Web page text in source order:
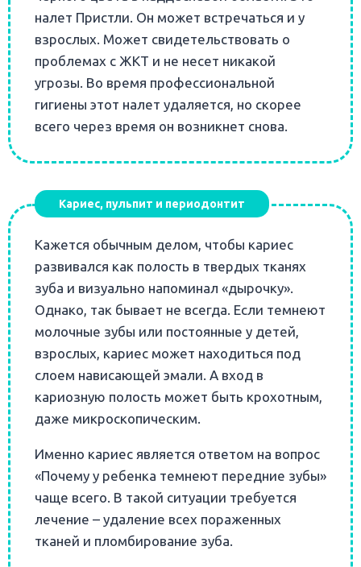
налет Пристли. Он может встречаться и у
взрослых. Может свидетельствовать о
проблемах с ЖКТ и не несет никакой
угрозы. Во время профессиональной
гигиены этот налет удаляется, но скорее
всего через время он возникнет снова.
Кариес, пульпит и периодонтит
Кажется обычным делом, чтобы кариес
развивался как полость в твердых тканях
зуба и визуально напоминал «дырочку».
Однако, так бывает не всегда. Если темнеют
молочные зубы или постоянные у детей,
взрослых, кариес может находиться под
слоем нависающей эмали. А вход в
кариозную полость может быть крохотным,
даже микроскопическим.
Именно кариес является ответом на вопрос
«Почему у ребенка темнеют передние зубы»
чаще всего. В такой ситуации требуется
лечение – удаление всех пораженных
тканей и пломбирование зуба.